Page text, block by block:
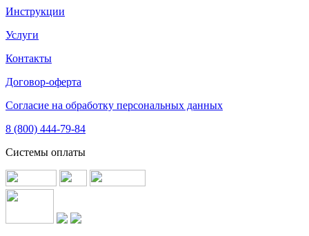
Инструкции
Услуги
Контакты
Договор-оферта
Согласие на обработку персональных данных
8 (800) 444-79-84
Системы оплаты